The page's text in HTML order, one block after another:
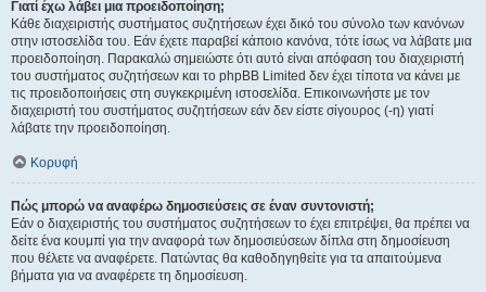
Γιατί έχω λάβει μια προειδοποίηση;
Κάθε διαχειριστής συστήματος συζητήσεων έχει δικό του σύνολο των κανόνων
στην ιστοσελίδα του. Εάν έχετε παραβεί κάποιο κανόνα, τότε ίσως να λάβατε μια
προειδοποίηση. Παρακαλώ σημειώστε ότι αυτό είναι απόφαση του διαχειριστή
του συστήματος συζητήσεων και το phpBB Limited δεν έχει τίποτα να κάνει με
τις προειδοποιήσεις στη συγκεκριμένη ιστοσελίδα. Επικοινωνήστε με τον
διαχειριστή του συστήματος συζητήσεων εάν δεν είστε σίγουρος (-η) γιατί
λάβατε την προειδοποίηση.
Κορυφή
Πώς μπορώ να αναφέρω δημοσιεύσεις σε έναν συντονιστή;
Εάν ο διαχειριστής του συστήματος συζητήσεων το έχει επιτρέψει, θα πρέπει να
δείτε ένα κουμπί για την αναφορά των δημοσιεύσεων δίπλα στη δημοσίευση
που θέλετε να αναφέρετε. Πατώντας θα καθοδηγηθείτε για τα απαιτούμενα
βήματα για να αναφέρετε τη δημοσίευση.